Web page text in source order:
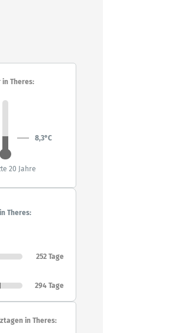
Theres:
8,3°C
20 Jahre
Theres:
252 Tage
294 Tage
in Theres: